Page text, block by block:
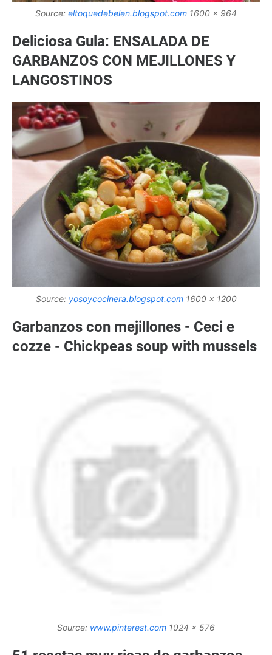
Source: eltoquedebelen.blogspot.com 1600 x 964
Deliciosa Gula: ENSALADA DE
GARBANZOS CON MEJILLONES Y
LANGOSTINOS
Source: yosoycocinera.blogspot.com1600 x 1200
Garbanzos con mejillones - Ceci e
cozze - Chickpeas soup with mussels
Source: www.pinterest.com 1024 x 576